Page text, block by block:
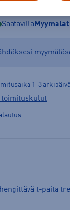
Saatavilla
1-3
toimituskulut
t-paita